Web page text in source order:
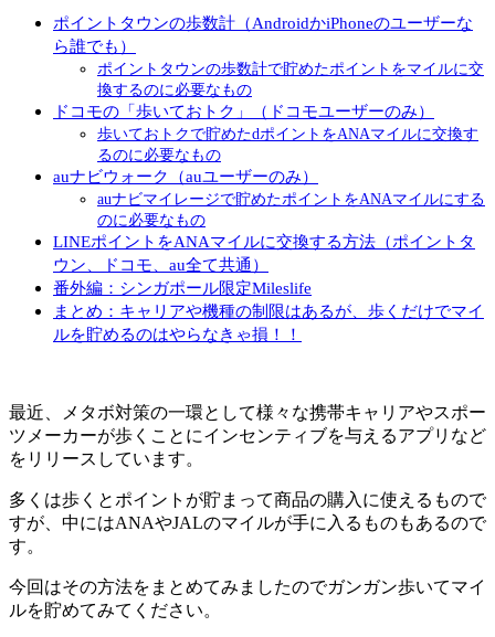
ポイントタウンの歩数計（AndroidかiPhoneのユーザーな
ら誰でも）
ポイントタウンの歩数計で貯めたポイントをマイルに交
換するのに必要なもの
ドコモの「歩いておトク」（ドコモユーザーのみ）
歩いておトクで貯めたdポイントをANAマイルに交換す
るのに必要なもの
auナビウォーク（auユーザーのみ）
auナビマイレージで貯めたポイントをANAマイルにする
のに必要なもの
LINEポイントをANAマイルに交換する方法（ポイントタ
ウン、ドコモ、au全て共通）
番外編：シンガポール限定Mileslife
まとめ：キャリアや機種の制限はあるが、歩くだけでマイ
ルを貯めるのはやらなきゃ損！！
最近、メタボ対策の一環として様々な携帯キャリアやスポー
ツメーカーが歩くことにインセンティブを与えるアプリなど
をリリースしています。
多くは歩くとポイントが貯まって商品の購入に使えるもので
すが、中にはANAやJALのマイルが手に入るものもあるので
す。
今回はその方法をまとめてみましたのでガンガン歩いてマイ
ルを貯めてみてください。